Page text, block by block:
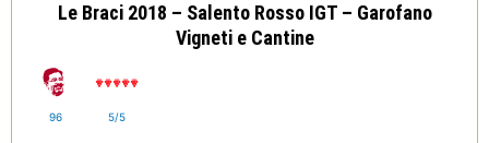
Le Braci 2018 – Salento Rosso IGT – Garofano
Vigneti e Cantine
96 5/5